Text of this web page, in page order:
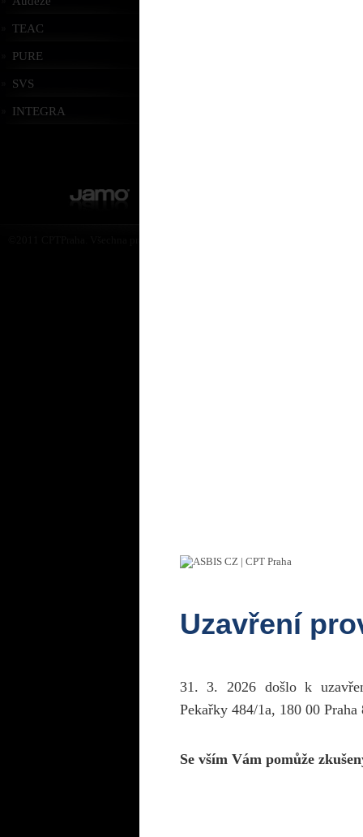
Uzavření
31. 3. 2026 došlo k
Pekařky 484/1a, 180 00 Praha
Se vším Vám pomůže
TEAC
PURE
SVS
INTEGRA